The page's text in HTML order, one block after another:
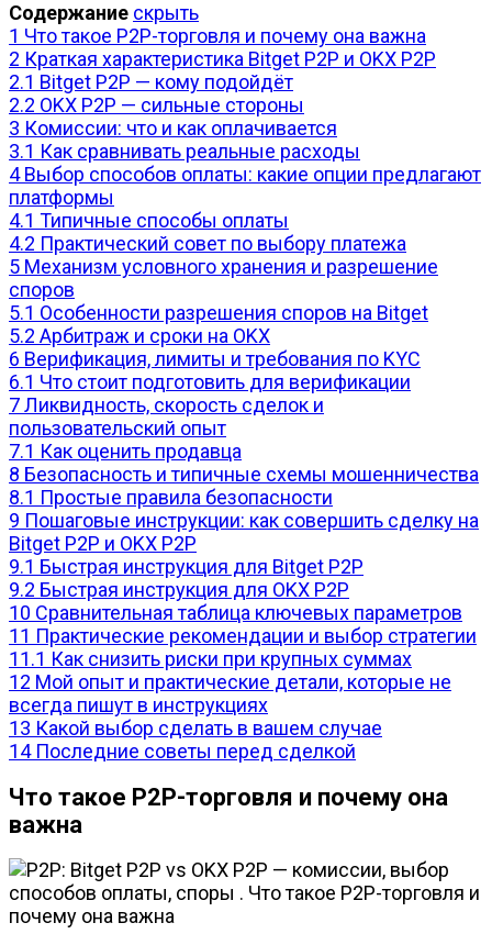
Содержание скрыть
1 Что такое P2P-торговля и почему она важна
2 Краткая характеристика Bitget P2P и OKX P2P
2.1 Bitget P2P — кому подойдёт
2.2 OKX P2P — сильные стороны
3 Комиссии: что и как оплачивается
3.1 Как сравнивать реальные расходы
4 Выбор способов оплаты: какие опции предлагают
платформы
4.1 Типичные способы оплаты
4.2 Практический совет по выбору платежа
5 Механизм условного хранения и разрешение
споров
5.1 Особенности разрешения споров на Bitget
5.2 Арбитраж и сроки на OKX
6 Верификация, лимиты и требования по KYC
6.1 Что стоит подготовить для верификации
7Ликвидность, скорость сделок и
пользовательский опыт
7.1 Как оценить продавца
8 Безопасность и типичные схемы мошенничества
8.1 Простые правила безопасности
9 Пошаговые инструкции: как совершить сделку на
Bitget P2P и OKX P2P
9.1 Быстрая инструкция для Bitget P2P
9.2 Быстрая инструкция для OKX P2P
10 Сравнительная таблица ключевых параметров
11 Практические рекомендации и выбор стратегии
11.1 Как снизить риски при крупных суммах
12 Мой опыт и практические детали, которые не
всегда пишут в инструкциях
13 Какой выбор сделать в вашем случае
14 Последние советы перед сделкой
Что такое P2P-торговля и почему она
важна